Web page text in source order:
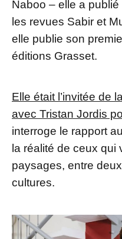
Naboo – elle a
les revues Sabir et
elle publie son
éditions Grasset.
Elle était l’invitée de
avec Tristan Jordis
interroge le rapport
la réalité de ceux qui
paysages, entre
cultures.